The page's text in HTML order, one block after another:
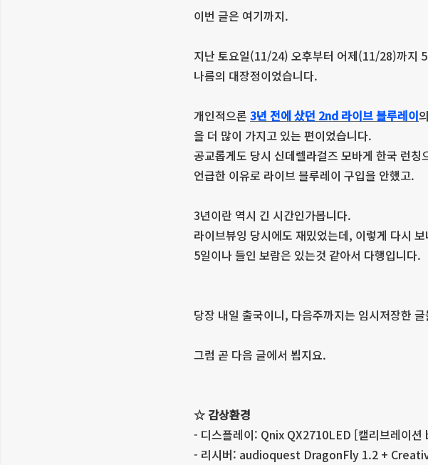
이번 글은 여기까지.
지난 토요일(11/24) 오후부터 어제(11/28)까지
나름의 대장정이었습니다.
개인적으론 3년 전에 샀던 2nd 라이브 블루레이
을 더 많이 가지고 있는 편이었습니다.
공교롭게도 당시 신데렐라걸즈 모바게 한국 런
언급한 이유로 라이브 블루레이 구입을 안했고.
3년이란 역시 긴 시간인가봅니다.
라이브뷰잉 당시에도 재밌었는데, 이렇게 다시
5일이나 들인 보람은 있는것 같아서 다행입니다.
당장 내일 출국이니, 다음주까지는 임시저장한
그럼 곧 다음 글에서 뵙지요.
☆ 감상환경
- 디스플레이: Qnix QX2710LED [캘리브레이
- 리시버: audioquest DragonFly 1.2 +